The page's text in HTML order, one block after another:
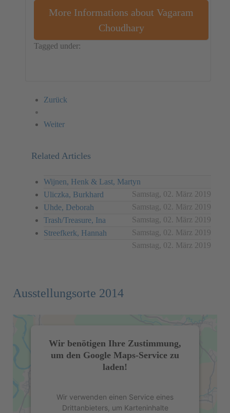
More Informations about Vagaram
Choudhary
Tagged under:
Zurück
Weiter
Related Articles
Wijnen, Henk & Last, Martyn
Samstag, 02. März 2019
Uliczka, Burkhard
Samstag, 02. März 2019
Uhde, Deborah
Samstag, 02. März 2019
Trash/Treasure, Ina
Samstag, 02. März 2019
Streefkerk, Hannah
Samstag, 02. März 2019
Ausstellungsorte 2014
Wir benötigen Ihre Zustimmung,
um den Google Maps-Service zu
laden!
Wir verwenden einen Service eines
Drittanbieters, um Karteninhalte